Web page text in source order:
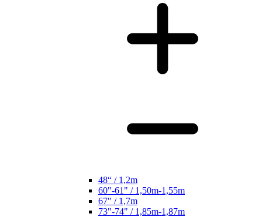
48“ / 1,2m
60"-61" / 1,50m-1,55m
67" / 1,7m
73"-74" / 1,85m-1,87m